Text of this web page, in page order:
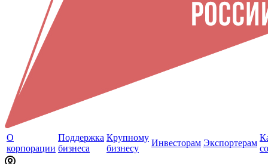
О
корпорации
Поддержка
бизнеса
Крупному
бизнесу
Инвесторам Экспортерам